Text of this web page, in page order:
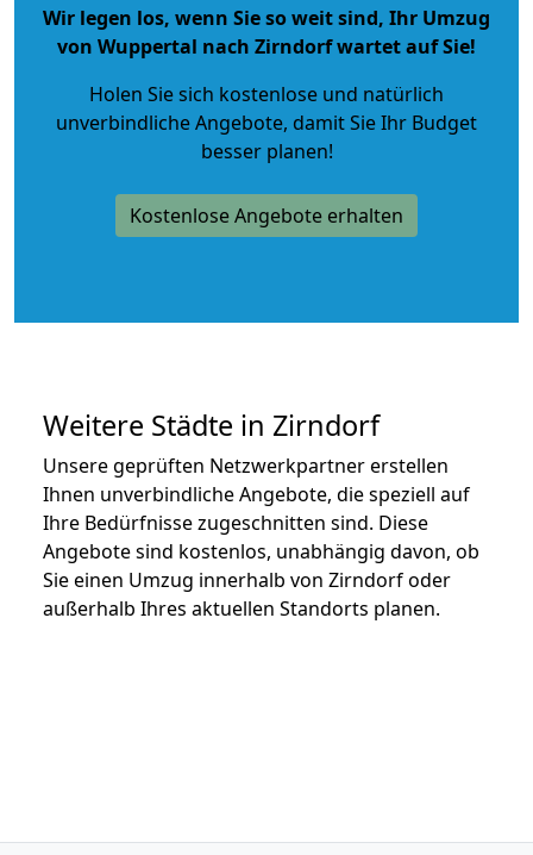
Wir legen los, wenn Sie so weit sind, Ihr Umzug
von Wuppertal nach Zirndorf wartet auf Sie!
Holen Sie sich kostenlose und natürlich
unverbindliche Angebote, damit Sie Ihr Budget
besser planen!
Kostenlose Angebote erhalten
Weitere Städte in Zirndorf
Unsere geprüften Netzwerkpartner erstellen
Ihnen unverbindliche Angebote, die speziell auf
Ihre Bedürfnisse zugeschnitten sind. Diese
Angebote sind kostenlos, unabhängig davon, ob
Sie einen Umzug innerhalb von Zirndorf oder
außerhalb Ihres aktuellen Standorts planen.